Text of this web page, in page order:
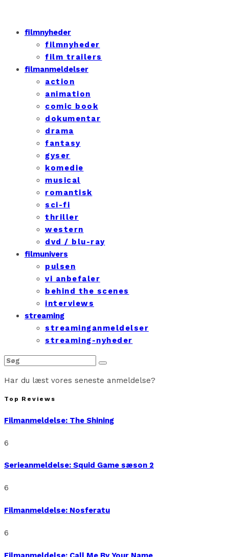
filmnyheder
filmnyheder
film trailers
filmanmeldelser
action
animation
comic book
dokumentar
drama
fantasy
gyser
komedie
musical
romantisk
sci-fi
thriller
western
dvd / blu-ray
filmunivers
pulsen
vi anbefaler
behind the scenes
interviews
streaming
streaminganmeldelser
streaming-nyheder
Har du læst vores seneste anmeldelse?
Top Reviews
Filmanmeldelse: The Shining
6
Serieanmeldelse: Squid Game sæson 2
6
Filmanmeldelse: Nosferatu
6